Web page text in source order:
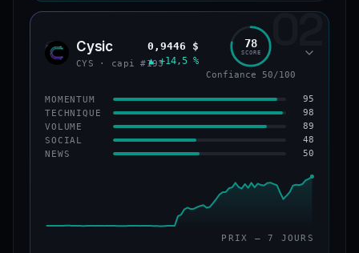
CAP. MARCHÉ VOLUME 24 H
VAR. 7 J VAR. 30 J
−10,2 %
VS ATH
−42,1 %
CONFIANCE 43/100
02
CYS Cysic
CYS · capi #193
0,9446 $
▲ +14,5 %
78
SCORE
Confiance 50/100
MOMENTUM 95
TECHNIQUE 98
VOLUME 89
SOCIAL 48
NEWS 50
PRIX — 7 JOURS